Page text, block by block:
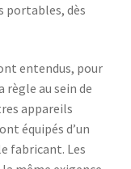
portables, dès
entendus, pour
règle au sein de
appareils
équipés d’un
fabricant. Les